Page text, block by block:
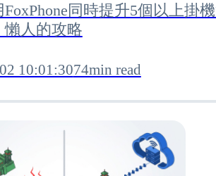
同時提升5個以上掛
懶人的攻略
10:01:3074min read